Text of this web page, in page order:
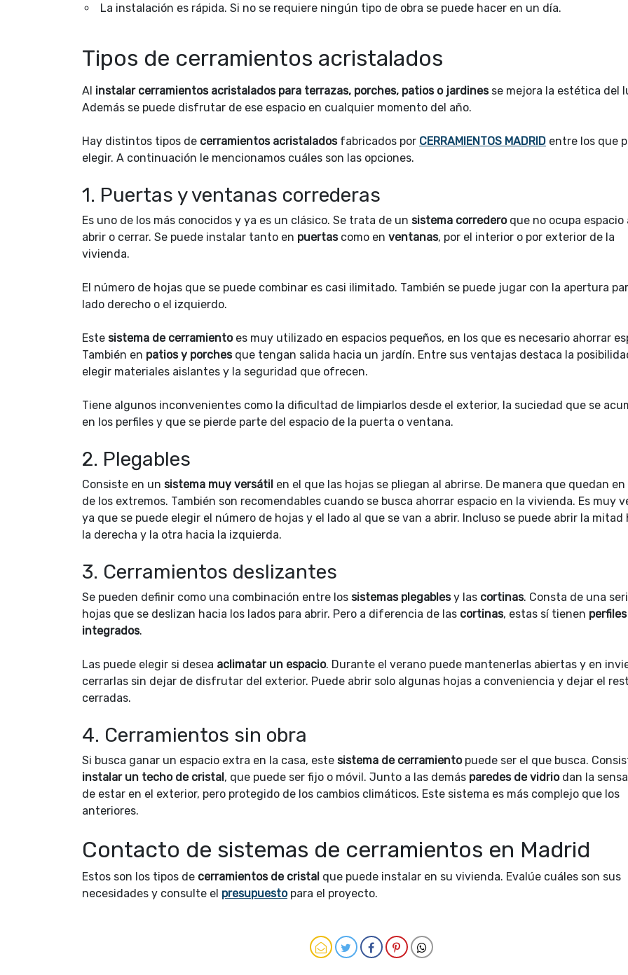
La instalación es rápida. Si no se requiere ningún tipo de obra se puede hacer en un día.
Tipos de cerramientos acristalados
Al instalar cerramientos acristalados para terrazas, porches, patios o jardinesse mejora la estética del
Además se puede disfrutar de ese espacio en cualquier momento del año.
Hay distintos tipos de cerramientos acristaladosfabricados por CERRAMIENTOS MADRID entre los que
elegir. A continuación le mencionamos cuáles son las opciones.
1. Puertas y ventanas correderas
Es uno de los más conocidos y ya es un clásico. Se trata de un sistema correderoque no ocupa espacio
abrir o cerrar. Se puede instalar tanto en puertas como en ventanas, por el interior o por exterior de la
vivienda.
El número de hojas que se puede combinar es casi ilimitado. También se puede jugar con la apertura
lado derecho o el izquierdo.
Este sistema de cerramientoes muy utilizado en espacios pequeños, en los que es necesario ahorrar
También en patios y porchesque tengan salida hacia un jardín. Entre sus ventajas destaca la
elegir materiales aislantes y la seguridad que ofrecen.
Tiene algunos inconvenientes como la dificultad de limpiarlos desde el exterior, la suciedad que se
en los perfiles y que se pierde parte del espacio de la puerta o ventana.
2. Plegables
Consiste en un sistema muy versátil en el que las hojas se pliegan al abrirse. De manera que quedan
de los extremos. También son recomendables cuando se busca ahorrar espacio en la vivienda. Es muy
ya que se puede elegir el número de hojas y el lado al que se van a abrir. Incluso se puede abrir la mitad
la derecha y la otra hacia la izquierda.
3. Cerramientos deslizantes
Se pueden definir como una combinación entre los sistemas plegablesy las cortinas. Consta de una
hojas que se deslizan hacia los lados para abrir. Pero a diferencia de las cortinas, estas sí tienen perfiles
integrados.
Las puede elegir si desea aclimatar un espacio. Durante el verano puede mantenerlas abiertas y en
cerrarlas sin dejar de disfrutar del exterior. Puede abrir solo algunas hojas a conveniencia y dejar el
cerradas.
4. Cerramientos sin obra
Si busca ganar un espacio extra en la casa, este sistema de cerramientopuede ser el que busca.
instalar un techo de cristal, que puede ser fijo o móvil. Junto a las demás paredes de vidriodan la
de estar en el exterior, pero protegido de los cambios climáticos. Este sistema es más complejo que los
anteriores.
Contacto de sistemas de cerramientos en Madrid
Estos son los tipos de cerramientos de cristal que puede instalar en su vivienda. Evalúe cuáles son sus
necesidades y consulte el presupuestopara el proyecto.